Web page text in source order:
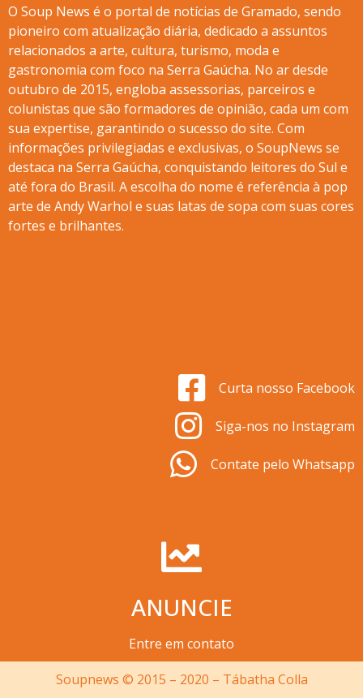
O Soup News é o portal de notícias de Gramado, sendo
pioneiro com atualização diária, dedicado a assuntos
relacionados a arte, cultura, turismo, moda e
gastronomia com foco na Serra Gaúcha. No ar desde
outubro de 2015, engloba assessorias, parceiros e
colunistas que são formadores de opinião, cada um com
sua expertise, garantindo o sucesso do site. Com
informações privilegiadas e exclusivas, o SoupNews se
destaca na Serra Gaúcha, conquistando leitores do Sul e
até fora do Brasil. A escolha do nome é referência à pop
arte de Andy Warhol e suas latas de sopa com suas cores
fortes e brilhantes.
Curta nosso Facebook
Siga-nos no Instagram
Contate pelo Whatsapp
ANUNCIE
Entre em contato
Soupnews © 2015 – 2020 – Tábatha Colla